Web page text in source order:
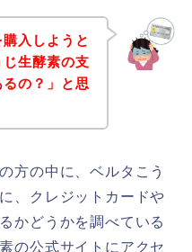
入しようと
生酵素の支
の？」と思
方の中に、ベルタこう
、クレジットカードや
かどうかを調べている
の公式サイトにアクセ